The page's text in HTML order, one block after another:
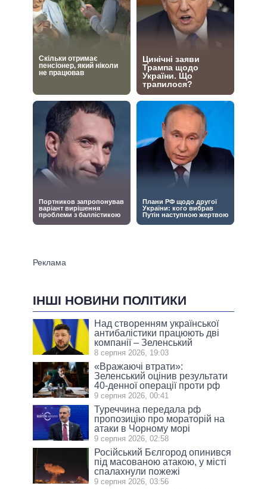
ІНШІ НОВИНИ ПОЛІТИКИ
Над створенням української
антибалістики працюють дві
компанії – Зеленський
8 серпня 2026, 19:03
«Вражаючі втрати»:
Зеленський оцінив результати
40-денної операції проти рф
9 серпня 2026, 00:41
Туреччина передала рф
пропозицію про мораторій на
атаки в Чорному морі
9 серпня 2026, 02:58
Російський Бєлгород опинився
під масованою атакою, у місті
спалахнули пожежі
9 серпня 2026, 03:56